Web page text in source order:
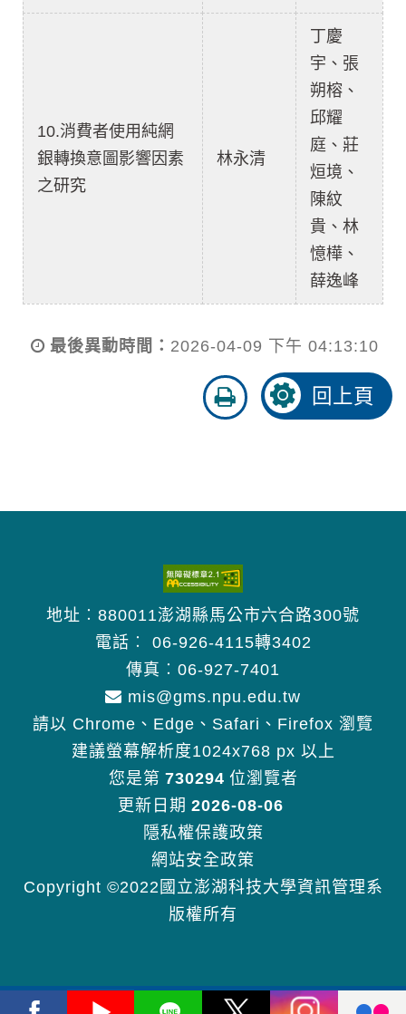
10.消費者使用純網
銀轉換意圖影響因素
之研究
林永清
丁慶
宇、張
朔榕、
邱耀
庭、莊
烜境、
陳紋
貴、林
憶樺、
薛逸峰
最後異動時間： 2026-04-09 下午 04:13:10
友
善
回上頁
地址︰880011澎湖縣馬公市六合路300號
電話︰ 06-926-4115轉3402
傳真︰06-927-7401
mis@gms.npu.edu.tw
請以 Chrome、Edge、Safari、Firefox 瀏覽
建議螢幕解析度1024x768 px 以上
您是第 730294 位瀏覽者
更新日期 2026-08-06
隱私權保護政策
網站安全政策
Copyright ©2022國立澎湖科技大學資訊管理系
版權所有
Facebook Youtube Line X Instagram